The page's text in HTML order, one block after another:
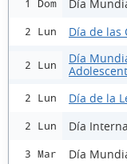
1 Dom Día
2 Lun Día de las
2 Lun
Día
2 Lun Día de la
2 Lun Día
3 Mar Día